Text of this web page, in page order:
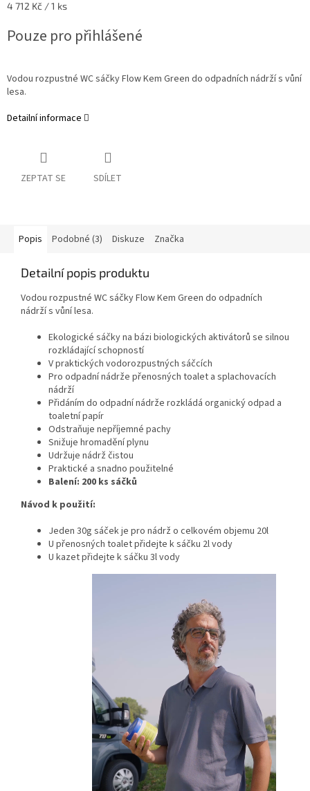
Měrná
4 712 Kč / 1 ks
Pouze pro přihlášené
Vodou rozpustné WC sáčky Flow Kem Green do odpadních nádrží s vůní
lesa.
Detailní informace
ZEPTAT SE SDÍLET
Popis Podobné (3) Diskuze Značka
Detailní popis produktu
Vodou rozpustné WC sáčky Flow Kem Green do odpadních
nádrží s vůní lesa.
Ekologické sáčky na bázi biologických aktivátorů se silnou
rozkládající schopností
V praktických vodorozpustných sáčcích
Pro odpadní nádrže přenosných toalet a splachovacích
nádrží
Přidáním do odpadní nádrže rozkládá organický odpad a
toaletní papír
Odstraňuje nepříjemné pachy
Snižuje hromadění plynu
Udržuje nádrž čistou
Praktické a snadno použitelné
Balení: 200 ks sáčků
Návod k použití:
Jeden 30g sáček je pro nádrž o celkovém objemu 20l
U přenosných toalet přidejte k sáčku 2l vody
U kazet přidejte k sáčku 3l vody